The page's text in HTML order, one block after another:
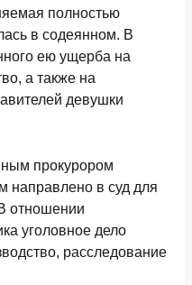
полностью
в содеянном. В
ею ущерба на
а также на
девушки
прокурором
направлено в суд для
отношении
уголовное дело
расследование